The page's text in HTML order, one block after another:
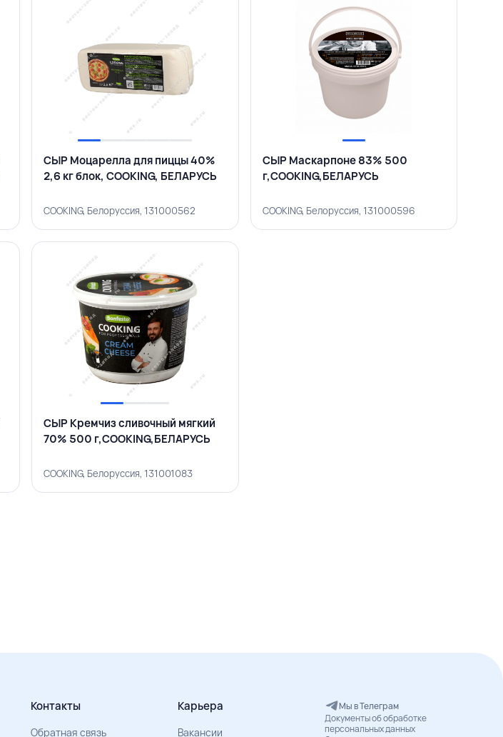
СЫР Моцарелла для пиццы 40%
2,6 кг блок, COOKING, БЕЛАРУСЬ
COOKING, Белоруссия, 131000562
СЫР Маскарпоне 83% 500
г,COOKING,БЕЛАРУСЬ
COOKING, Белоруссия, 131000596
СЫР Кремчиз сливочный мягкий
70% 500 г,COOKING,БЕЛАРУСЬ
COOKING, Белоруссия, 131001083
Контакты
Обратная связь
Карьера
Вакансии
Мы в Телеграм
Документы об обработке
персональных данных